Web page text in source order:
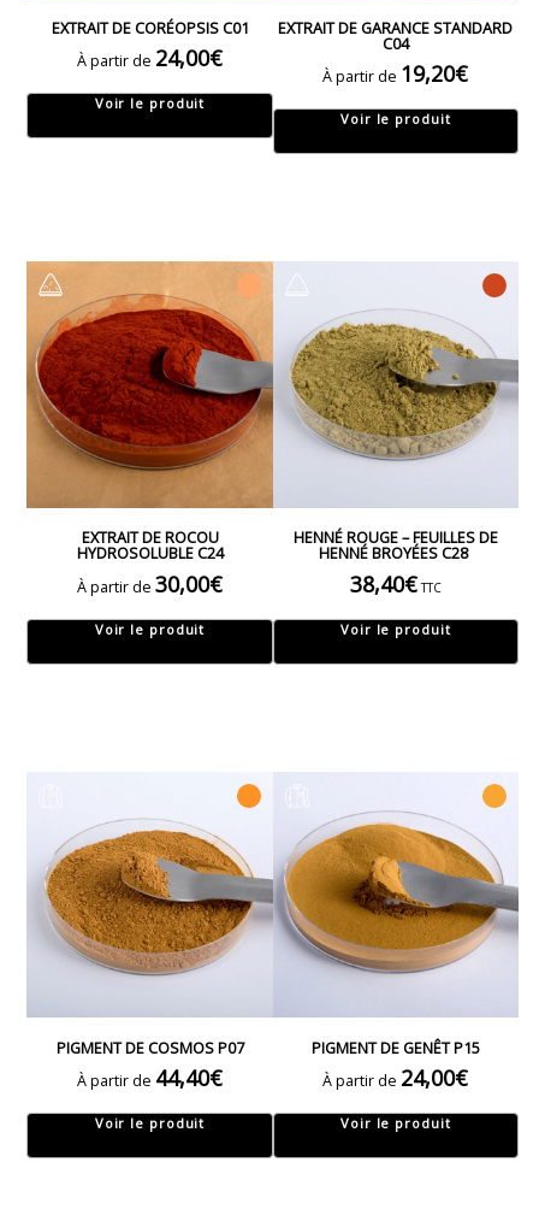
EXTRAIT DE CORÉOPSIS C01
À partir de 24,00€
Voir le produit
EXTRAIT DE GARANCE STANDARD
C04
À partir de 19,20€
Voir le produit
EXTRAIT DE ROCOU
HYDROSOLUBLE C24
À partir de30,00€
Voir le produit
HENNÉ ROUGE – FEUILLES DE
HENNÉ BROYÉES C28
38,40€ TTC
Voir le produit
PIGMENT DE COSMOS P07
À partir de 44,40€
Voir le produit
PIGMENT DE GENÊT P15
À partir de 24,00€
Voir le produit